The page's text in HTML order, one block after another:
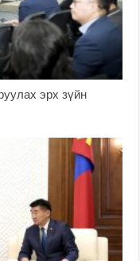
эрх зүйн